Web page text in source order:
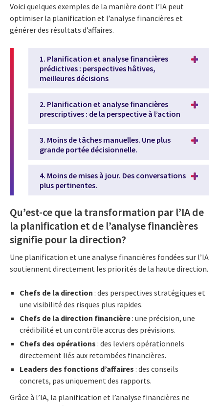
Voici quelques exemples de la manière dont l’IA peut
optimiser la planification et l’analyse financières et
générer des résultats d’affaires.
1. Planification et analyse financières
prédictives : perspectives hâtives,
meilleures décisions
2. Planification et analyse financières
prescriptives : de la perspective à l’action
3. Moins de tâches manuelles. Une plus
grande portée décisionnelle.
4. Moins de mises à jour. Des conversations
plus pertinentes.
Qu’est-ce que la transformation par l’IA de
la planification et de l’analyse financières
signifie pour la direction?
Une planification et une analyse financières fondées sur l’IA
soutiennent directement les priorités de la haute direction.
Chefs de la direction : des perspectives stratégiques et
une visibilité des risques plus rapides.
Chefs de la direction financière: une précision, une
crédibilité et un contrôle accrus des prévisions.
Chefs des opérations : des leviers opérationnels
directement liés aux retombées financières.
Leaders des fonctions d’affaires : des conseils
concrets, pas uniquement des rapports.
Grâce à l’IA, la planification et l’analyse financières ne